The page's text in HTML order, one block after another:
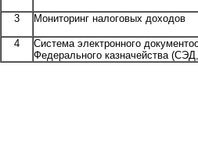
3 Мониторинг налоговых доходов
4
Система электронного
Федерального казначейства